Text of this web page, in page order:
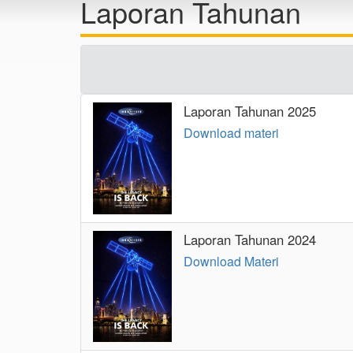
Laporan Tahunan
Laporan Tahunan 2025
Download materi
Laporan Tahunan 2024
Download Materi